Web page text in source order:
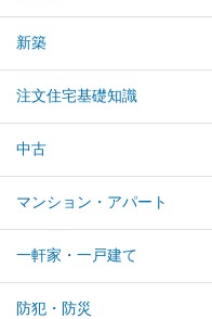
新築
注文住宅基礎知識
中古
マンション・アパート
一軒家・一戸建て
防犯・防災